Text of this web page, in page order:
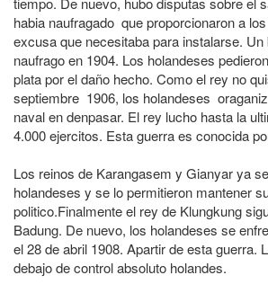
habia naufragado que proporcionaron a
excusa que necesitaba para instalarse.
naufrago en 1904. Los holandeses
plata por el daño hecho. Como el rey no
septiembre 1906, los holandeses
naval en denpasar. El rey lucho hasta la
4.000 ejercitos. Esta guerra es conocida
Los reinos de Karangasem y Gianyar ya
holandeses y se lo permitieron mantener
politico.Finalmente el rey de Klungkung
Badung. De nuevo, los holandeses se
el 28 de abril 1908. Apartir de esta guerra.
debajo de control absoluto holandes.